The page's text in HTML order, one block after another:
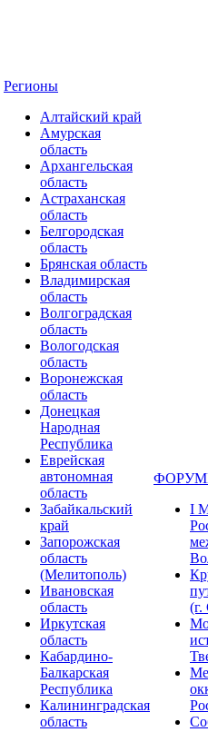
Регионы
Алтайский край
Амурская
область
Архангельская
область
Астраханская
область
Белгородская
область
Брянская область
Владимирская
область
Волгоградская
область
Вологодская
область
Воронежская
область
Донецкая
Народная
Республика
Еврейская
автономная
область
Забайкальский
край
Запорожская
область
(Мелитополь)
Ивановская
область
Иркутская
область
Кабардино-
Балкарская
Республика
Калининградская
область
I
(г.